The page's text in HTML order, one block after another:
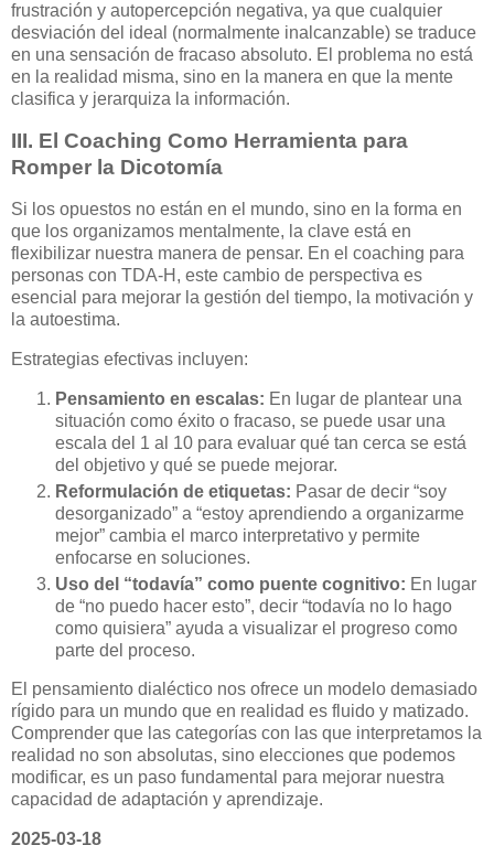
frustración y autopercepción negativa, ya que cualquier
desviación del ideal (normalmente inalcanzable) se traduce
en una sensación de fracaso absoluto. El problema no está
en la realidad misma, sino en la manera en que la mente
clasifica y jerarquiza la información.
III. El Coaching Como Herramienta para
Romper la Dicotomía
Si los opuestos no están en el mundo, sino en la forma en
que los organizamos mentalmente, la clave está en
flexibilizar nuestra manera de pensar. En el coaching para
personas con TDA-H, este cambio de perspectiva es
esencial para mejorar la gestión del tiempo, la motivación y
la autoestima.
Estrategias efectivas incluyen:
Pensamiento en escalas: En lugar de plantear una
situación como éxito o fracaso, se puede usar una
escala del 1 al 10 para evaluar qué tan cerca se está
del objetivo y qué se puede mejorar.
Reformulación de etiquetas: Pasar de decir “soy
desorganizado” a “estoy aprendiendo a organizarme
mejor” cambia el marco interpretativo y permite
enfocarse en soluciones.
Uso del “todavía” como puente cognitivo: En lugar
de “no puedo hacer esto”, decir “todavía no lo hago
como quisiera” ayuda a visualizar el progreso como
parte del proceso.
El pensamiento dialéctico nos ofrece un modelo demasiado
rígido para un mundo que en realidad es fluido y matizado.
Comprender que las categorías con las que interpretamos la
realidad no son absolutas, sino elecciones que podemos
modificar, es un paso fundamental para mejorar nuestra
capacidad de adaptación y aprendizaje.
2025-03-18